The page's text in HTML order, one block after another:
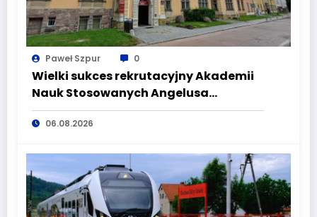
Paweł Szpur 0
Wielki sukces rekrutacyjny Akademii
Nauk Stosowanych Angelusa
Silesiusa! Uczelnia bije rekordy, ale Ty
wciąż masz szansę – weź udział w II
06.08.2026